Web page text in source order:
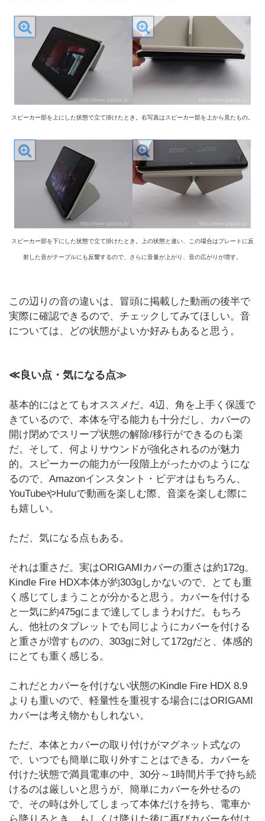
スピーカー部を上にした状態で立て掛けたとき。右写真はスピーカー部を上から見たもの。
スピーカー部を下にした状態で立て掛けたとき。上の状態と違い、この場合はプレートに反
射した音がテーブルにも反響するので、さらに音量が上がり、音の広がりが増す。
この辺りの音の違いは、冒頭に掲載した動画の後半で
実際に確認できるので、チェックしてみてほしい。音
については、どの状態がよいか好みもあると思う。
≪良い点・気になる点≫
基本的にはとてもオススメだ。4辺、角を上手く保護で
きているので、本体を守る能力も十分だし、カバーの
開け閉めでスリープ状態の解除/移行ができるのも楽
だ。そして、何よりサウンドが強化されるのが魅力
的。スピーカーの能力が一段階上がったかのようにな
るので、Amazonインスタント・ビデオはもちろん、
YouTubeやHuluで動画を楽しむ際、音楽を楽しむ際に
も嬉しい。
ただ、気になる点もある。
それは重さだ。実はORIGAMIカバーの重さは約172g。
Kindle Fire HDX本体が約303gしかないので、とても重
く感じてしまうことが分かると思う。カバーを付ける
と一気に約475gにまで達してしまうわけだ。もちろ
ん、他社のタブレットでも同じようにカバーを付ける
と重さが増すものの、303gに対して172gだと、体感的
にとても重く感じる。
これだとカバーを付けない状態のKindle Fire HDX 8.9
よりも重いので、軽量性を重視する場合にはORIGAMI
カバーは考え物かもしれない。
ただ、本体とカバーの取り付けがマグネット式なの
で、いつでも簡単に取り外すことはできる。カバーを
付けた状態で満員電車の中、30分～1時間片手で持ち続
けるのは厳しいと思うが、簡単にカバーを外せるの
で、その時は外してしまって本体だけを持ち、電車か